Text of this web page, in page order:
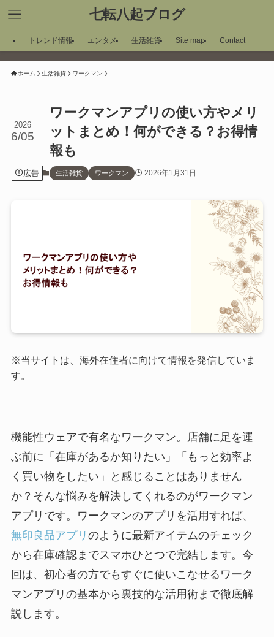
七転八起ブログ
トレンド情報 エンタメ 生活雑貨 Site map Contact
ホーム 生活雑貨 ワークマン
ワークマンアプリの使い方やメリ
ットまとめ！何ができる？お得情
報も
2026
6/05
広告 生活雑貨 ワークマン 2026年1月31日
※当サイトは、海外在住者に向けて情報を発信していま
す。
機能性ウェアで有名なワークマン。店舗に足を運
ぶ前に「在庫があるか知りたい」「もっと効率よ
く買い物をしたい」と感じることはありません
か？そんな悩みを解決してくれるのがワークマン
アプリです。ワークマンのアプリを活用すれば、
無印良品アプリ のように最新アイテムのチェック
から在庫確認までスマホひとつで完結します。今
回は、初心者の方でもすぐに使いこなせるワーク
マンアプリの基本から裏技的な活用術まで徹底解
説します。